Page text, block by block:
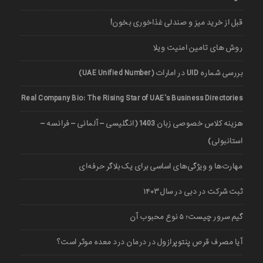
قبل از خرید میز و صندلی غذاخوری بخون!
روش های تامین امنیت ویلا
بررسی شماره UID در امارات (UAE Unified Number)
Real Company Bio: The Rising Star of UAE’s Business Directories
هزینه کلاس خصوصی زبان 1403 (انگلیسی – آلمانی – فرانسه –
استانبولی)
مهارت‌ها و ویژگی‌های اساسی برای یک بلاگر حرفه‌ای
ثبت شرکت در دبی در سال ۱۴۰۳
گیم سرور چیست؛ ۵ نوع محبوب آن
آیا مصرف قرص پنتوپرازول در درمان درد معده موثر است؟